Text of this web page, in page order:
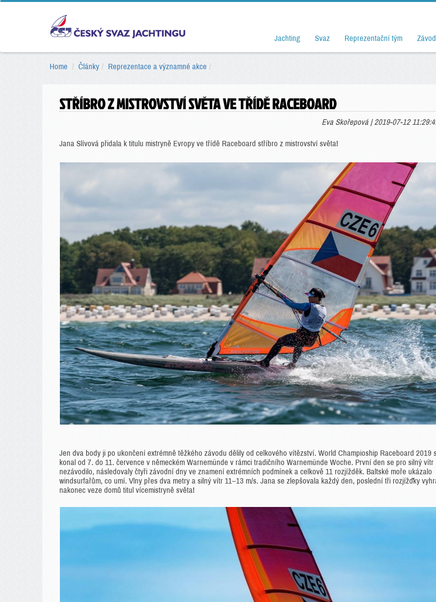
Jachting Svaz Reprezentační tým
Home Články Reprezentace a významné akce
STŘÍBRO Z MISTROVSTVÍ SVĚTA VE TŘÍDĚ RACEBOARD
Eva Skořepová | 2019-07-12
Jana Slívová přidala k titulu mistryně Evropy ve třídě Raceboard stříbro z mistrovství světa!
Jen dva body ji po ukončení extrémně těžkého závodu dělily od celkového vítězství. World Champioship Raceboard 2019
konal od 7. do 11. července v německém Warnemünde v rámci tradičního Warnemünde Woche. První den se pro silný vítr
nezávodilo, následovaly čtyři závodní dny ve znamení extrémních podmínek a celkově 11 rozjížděk. Baltské moře ukázalo
windsurfařům, co umí. Vlny přes dva metry a silný vítr 11–13 m/s. Jana se zlepšovala každý den, poslední tři rozjížďky
nakonec veze domů titul vícemistryně světa!